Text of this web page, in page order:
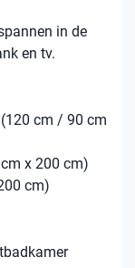
in de
en tv.
cm / 90 cm
x 200 cm)
cm)